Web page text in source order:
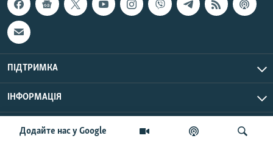
Додайте нас у Google
ПІДТРИМКА
ІНФОРМАЦІЯ
© Радіо Свобода, 2026 | Усі права застережено.
UTC+3